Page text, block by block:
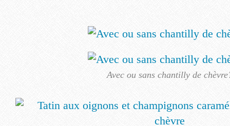
Avec ou sans chantilly de